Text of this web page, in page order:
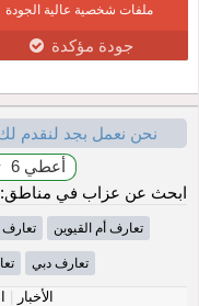
ملفات شخصية عالية الجودة
جودة مؤكدة
نحن نعمل بجد لنقدم
ابحث عن عزاب في مناطق:
تعارف أم القيوين تعارف
تعارف دبي
الأخبار |